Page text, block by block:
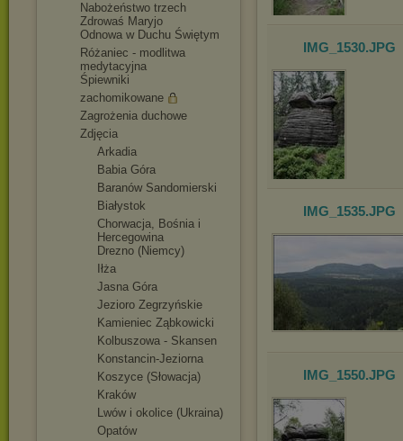
Nabożeństwo trzech
Zdrowaś Maryjo
Odnowa w Duchu Świętym
Różaniec - modlitwa
medytacyjna
Śpiewniki
zachomikowane
Zagrożenia duchowe
Zdjęcia
Arkadia
Babia Góra
Baranów Sandomierski
Białystok
Chorwacja, Bośnia i
Hercegowina
Drezno (Niemcy)
Iłża
Jasna Góra
Jezioro Zegrzyńskie
Kamieniec Ząbkowicki
Kolbuszowa - Skansen
Konstancin-Jeziorna
Koszyce (Słowacja)
Kraków
Lwów i okolice (Ukraina)
Opatów
IMG_1530.JPG
IMG_1535.JPG
IMG_1550.JPG